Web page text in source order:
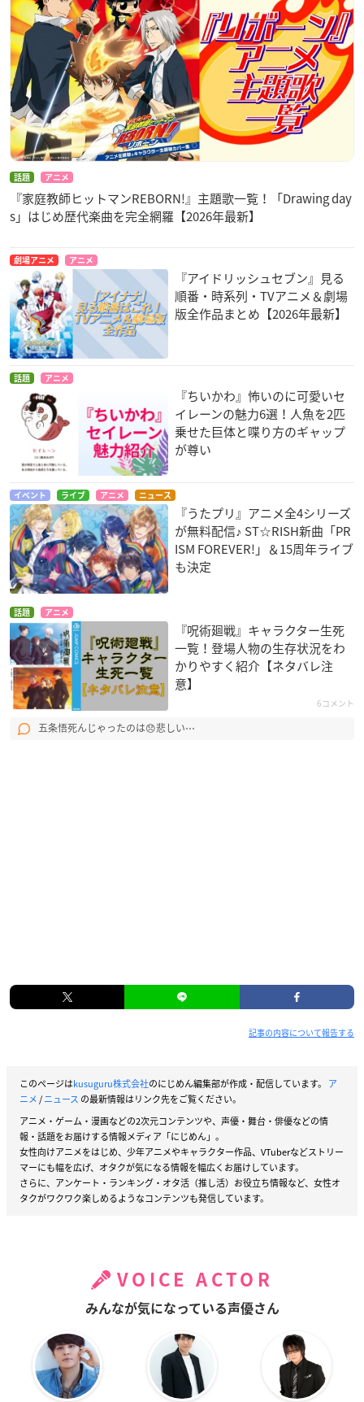
話題 アニメ
『家庭教師ヒットマンREBORN!』主題歌一覧！「Drawing day
s」はじめ歴代楽曲を完全網羅【2026年最新】
劇場アニメ アニメ
『アイドリッシュセブン』見る
順番・時系列・TVアニメ＆劇場
版全作品まとめ【2026年最新】
話題 アニメ
『ちいかわ』怖いのに可愛いセ
イレーンの魅力6選！人魚を2匹
乗せた巨体と喋り方のギャップ
が尊い
イベント ライブ アニメ ニュース
『うたプリ』アニメ全4シリーズ
が無料配信♪ ST☆RISH新曲「PR
ISM FOREVER!」＆15周年ライブ
も決定
話題 アニメ
『呪術廻戦』キャラクター生死
一覧！登場人物の生存状況をわ
かりやすく紹介【ネタバレ注
意】
6コメント
五条悟死んじゃったのは😞悲しい⋯
記事の内容について報告する
このページはkusuguru株式会社のにじめん編集部が作成・配信しています。 ア
ニメ/ニュース の最新情報はリンク先をご覧ください。
アニメ・ゲーム・漫画などの2次元コンテンツや、声優・舞台・俳優などの情
報・話題をお届けする情報メディア「にじめん」。
女性向けアニメをはじめ、少年アニメやキャラクター作品、VTuberなどストリー
マーにも幅を広げ、オタクが気になる情報を幅広くお届けしています。
さらに、アンケート・ランキング・オタ活（推し活）お役立ち情報など、女性オ
タクがワクワク楽しめるようなコンテンツも発信しています。
VOICE ACTOR
みんなが気になっている声優さん